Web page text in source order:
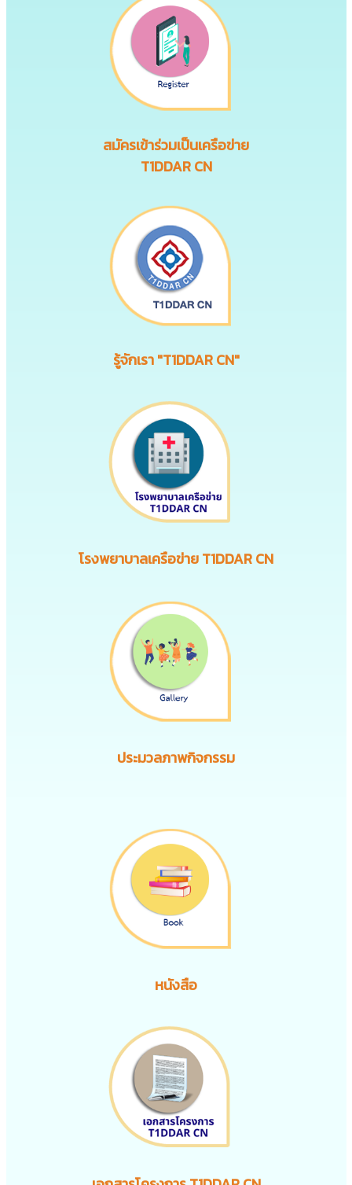
สมัครเข้าร่วมเป็นเครือข่าย
T1DDAR CN
รู้จักเรา "T1DDAR CN"
โรงพยาบาลเครือข่าย T1DDAR CN
ประมวลภาพกิจกรรม
หนังสือ